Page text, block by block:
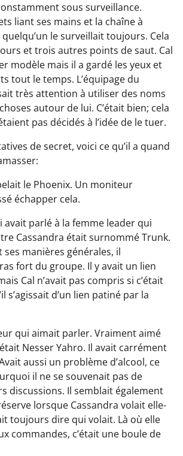
sous surveillance.
liant ses mains et la chaîne à
le surveillait toujours. Cela
et trois autres points de saut. Cal
modèle mais il a gardé les yeux et
tout le temps. L’équipage du
très attention à utiliser des noms
autour de lui. C’était bien; cela
pas décidés à l’idée de le tuer.
de secret, voici ce qu’il a quand
le Phoenix. Un moniteur
échapper cela.
avait parlé à la femme leader qui
Cassandra était surnommé Trunk.
ses manières générales, il
fort du groupe. Il y avait un lien
Cal n’avait pas compris si c’était
s’agissait d’un lien patiné par la
qui aimait parler. Vraiment aimé
Nesser Yahro. Il avait carrément
aussi un problème d’alcool, ce
il ne se souvenait pas de
discussions. Il semblait également
lorsque Cassandra volait elle-
toujours dire qui volait. Là où elle
commandes, c’était une boule de